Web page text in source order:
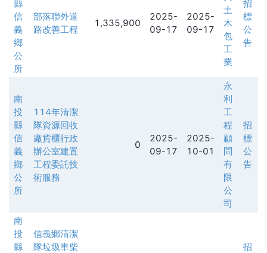
縣
信
義
鄉
公
所
部落聯外道
路改善工程
1,335,900
2025-
09-17
2025-
09-17
土
木
包
工
業
招
標
公
告
南
投
縣
信
義
鄉
公
所
114年清潔
隊資源回收
廠貨櫃行政
辦公室建置
工程委託技
術服務
0
2025-
09-17
2025-
10-01
永
利
工
程
顧
問
有
限
公
司
招
標
公
告
南
投
縣
信義鄉清潔
隊垃圾車柴
招